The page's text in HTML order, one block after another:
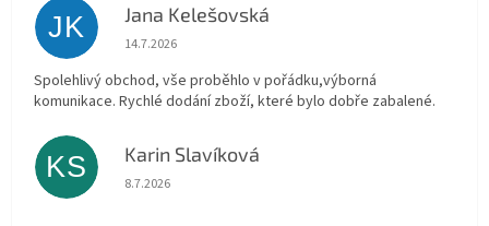
JK Jana Kelešovská
Hodnocení obchodu je 5 z 5 hvězdiček.
14.7.2026
Spolehlivý obchod, vše proběhlo v pořádku,výborná
komunikace. Rychlé dodání zboží, které bylo dobře zabalené.
KS Karin Slavíková
Hodnocení obchodu je 5 z 5 hvězdiček.
8.7.2026